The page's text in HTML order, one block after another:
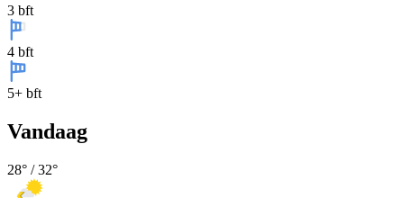
3 bft
4 bft
5+ bft
Vandaag
28° /32°